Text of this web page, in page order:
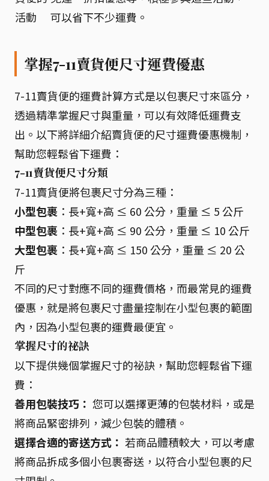
活動
可以省下不少運費。
掌握7-11賣貨便尺寸運費優惠
7-11賣貨便的運費計算方式是以包裹尺寸來區分，
透過精準掌握尺寸與重量，可以有效降低運費支
出。以下將詳細介紹賣貨便的尺寸運費優惠機制，
幫助您輕鬆省下運費：
7-11賣貨便尺寸分類
7-11賣貨便將包裹尺寸分為三種：
小型包裹 ：長+寬+高 ≤ 60 公分，重量 ≤ 5 公斤
中型包裹 ：長+寬+高 ≤ 90 公分，重量 ≤ 10 公斤
大型包裹 ：長+寬+高 ≤ 150 公分，重量 ≤ 20 公
斤
不同的尺寸對應不同的運費價格，而最常見的運費
優惠，就是將包裹尺寸盡量控制在小型包裹的範圍
內，因為小型包裹的運費最便宜。
掌握尺寸的祕訣
以下提供幾個掌握尺寸的祕訣，幫助您輕鬆省下運
費：
善用包裝技巧： 您可以選擇更薄的包裝材料，或是
將商品緊密排列，減少包裝的體積。
選擇合適的寄送方式： 若商品體積較大，可以考慮
將商品拆成多個小包裹寄送，以符合小型包裹的尺